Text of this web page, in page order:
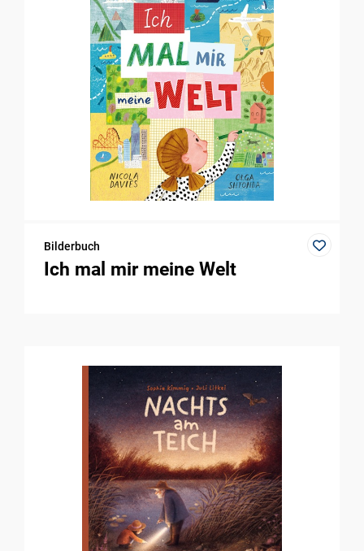
Bilderbuch
Ich mal mir meine Welt